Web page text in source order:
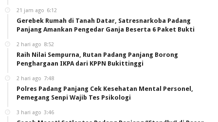
21 jam ago 6:12
Gerebek Rumah di Tanah Datar, Satresnarkoba Padang
Panjang Amankan Pengedar Ganja Beserta 6 Paket Bukti
2 hari ago 8:52
Raih Nilai Sempurna, Rutan Padang Panjang Borong
Penghargaan IKPA dari KPPN Bukittinggi
2 hari ago 7:48
Polres Padang Panjang Cek Kesehatan Mental Personel,
Pemegang Senpi Wajib Tes Psikologi
3 hari ago 3:46